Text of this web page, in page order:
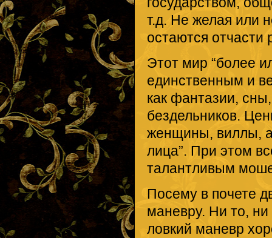
т.д. Не желая или
остаются
Этот мир “более
единственным и
как фантазии,
бездельников.
женщины, виллы,
лица”. При этом
талантливым
Посему в почете
маневру. Ни то, ни
ловкий маневр